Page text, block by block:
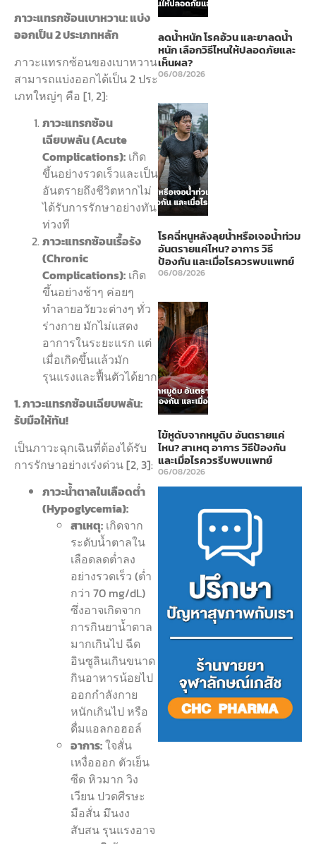
ภาวะแทรกซ้อนเบาหวาน: แบ่ง
ออกเป็น 2 ประเภทหลัก
ภาวะแทรกซ้อนของเบาหวาน
สามารถแบ่งออกได้เป็น 2 ประ
เภทใหญ่ๆ คือ [1, 2]:
ภาวะแทรกซ้อน
เฉียบพลัน (Acute
Complications): เกิด
ขึ้นอย่างรวดเร็วและเป็น
อันตรายถึงชีวิตหากไม่
ได้รับการรักษาอย่างทัน
ท่วงที
ภาวะแทรกซ้อนเรื้อรัง
(Chronic
Complications): เกิด
ขึ้นอย่างช้าๆ ค่อยๆ
ทำลายอวัยวะต่างๆ ทั่ว
ร่างกาย มักไม่แสดง
อาการในระยะแรก แต่
เมื่อเกิดขึ้นแล้วมัก
รุนแรงและฟื้นตัวได้ยาก
1. ภาวะแทรกซ้อนเฉียบพลัน:
รับมือให้ทัน!
เป็นภาวะฉุกเฉินที่ต้องได้รับ
การรักษาอย่างเร่งด่วน [2, 3]:
ภาวะน้ำตาลในเลือดต่ำ
(Hypoglycemia):
สาเหตุ: เกิดจาก
ระดับน้ำตาลใน
เลือดลดต่ำลง
อย่างรวดเร็ว (ต่ำ
กว่า 70 mg/dL)
ซึ่งอาจเกิดจาก
การกินยาน้ำตาล
มากเกินไป ฉีด
อินซูลินเกินขนาด
กินอาหารน้อยไป
ออกกำลังกาย
หนักเกินไป หรือ
ดื่มแอลกอฮอล์
อาการ:ใจสั่น
เหงื่อออก ตัวเย็น
ซีด หิวมาก วิง
เวียน ปวดศีรษะ
มือสั่น มึนงง
สับสน รุนแรงอาจ
ลดน้ำหนัก โรคอ้วน และยาลดน้ำ
หนัก เลือกวิธีไหนให้ปลอดภัยและ
เห็นผล?
06/08/2026
โรคฉี่หนูหลังลุยน้ำหรือเจอน้ำท่วม
อันตรายแค่ไหน? อาการ วิธี
ป้องกัน และเมื่อไรควรพบแพทย์
06/08/2026
ไข้หูดับจากหมูดิบ อันตรายแค่
ไหน? สาเหตุ อาการ วิธีป้องกัน
และเมื่อไรควรรีบพบแพทย์
06/08/2026